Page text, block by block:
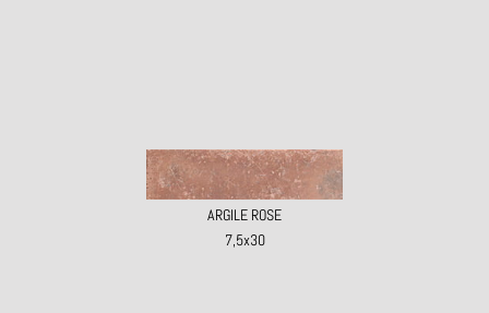
ARGILE ROSE
7,5x30